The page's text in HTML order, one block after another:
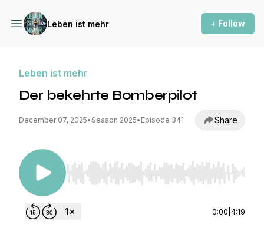
Leben ist mehr + Follow
Leben ist mehr
Der bekehrte Bomberpilot
December 07, 2025• Season 2025• Episode 341 Share
Use Left/Right to seek, Home/End to jump to
0:00 4:19